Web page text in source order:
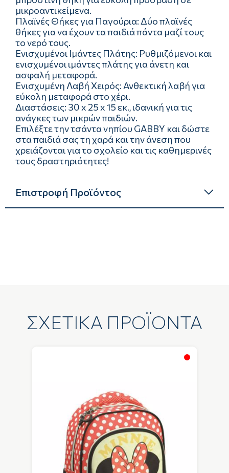
μικροαντικείμενα.
Πλαϊνές Θήκες για Παγούρια: Δύο πλαϊνές
θήκες για να έχουν τα παιδιά πάντα μαζί τους
το νερό τους.
Ενισχυμένοι Ιμάντες Πλάτης: Ρυθμιζόμενοι και
ενισχυμένοι ιμάντες πλάτης για άνετη και
ασφαλή μεταφορά.
Ενισχυμένη Λαβή Χειρός: Ανθεκτική λαβή για
εύκολη μεταφορά στο χέρι.
Διαστάσεις: 30 x 25 x 15 εκ., ιδανική για τις
ανάγκες των μικρών παιδιών.
Επιλέξτε την τσάντα νηπίου GABBY και δώστε
στα παιδιά σας τη χαρά και την άνεση που
χρειάζονται για το σχολείο και τις καθημερινές
τους δραστηριότητες!
Επιστροφή Προϊόντος
ΣΧΕΤΙΚΑ ΠΡΟΪΟΝΤΑ